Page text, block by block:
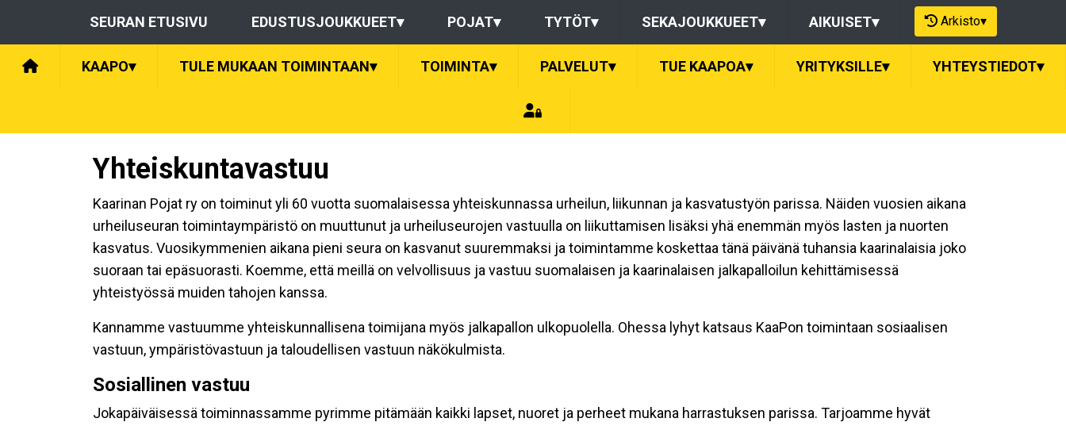
SEURAN ETUSIVU EDUSTUSJOUKKUEET▾ POJAT▾ TYTÖT▾ SEKAJOUKKUEET▾ AIKUISET▾ Arkisto▾
KAAPO▾ TULE MUKAAN TOIMINTAAN▾ TOIMINTA▾ PALVELUT▾ TUE KAAPOA▾ YRITYKSILLE▾ YHTEYSTIEDOT▾
Yhteiskuntavastuu
Kaarinan Pojat ry on toiminut yli 60 vuotta suomalaisessa yhteiskunnassa urheilun, liikunnan ja kasvatustyön parissa. Näiden vuosien aikana
urheiluseuran toimintaympäristö on muuttunut ja urheiluseurojen vastuulla on liikuttamisen lisäksi yhä enemmän myös lasten ja nuorten
kasvatus. Vuosikymmenien aikana pieni seura on kasvanut suuremmaksi ja toimintamme koskettaa tänä päivänä tuhansia kaarinalaisia joko
suoraan tai epäsuorasti. Koemme, että meillä on velvollisuus ja vastuu suomalaisen ja kaarinalaisen jalkapalloilun kehittämisessä
yhteistyössä muiden tahojen kanssa.
Kannamme vastuumme yhteiskunnallisena toimijana myös jalkapallon ulkopuolella. Ohessa lyhyt katsaus KaaPon toimintaan sosiaalisen
vastuun, ympäristövastuun ja taloudellisen vastuun näkökulmista.
Sosiallinen vastuu
Jokapäiväisessä toiminnassamme pyrimme pitämään kaikki lapset, nuoret ja perheet mukana harrastuksen parissa. Tarjoamme hyvät